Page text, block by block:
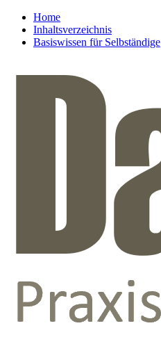
Home
Inhaltsverzeichnis
Basiswissen für Selbständige